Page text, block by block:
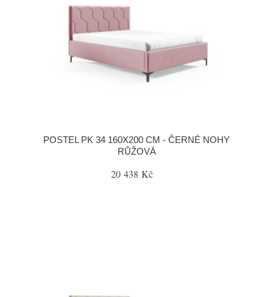
POSTEL PK 34 160X200 CM - ČERNÉ NOHY
RŮŽOVÁ
20 438 Kč